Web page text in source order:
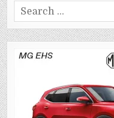
Search
for: